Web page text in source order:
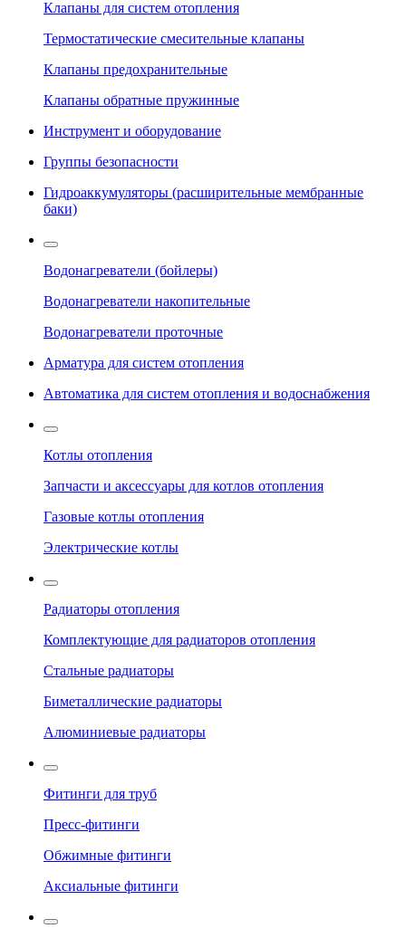
Клапаны для систем отопления
Термостатические смесительные клапаны
Клапаны предохранительные
Клапаны обратные пружинные
Инструмент и оборудование
Группы безопасности
Гидроаккумуляторы (расширительные мембранные
баки)
Водонагреватели (бойлеры)
Водонагреватели накопительные
Водонагреватели проточные
Арматура для систем отопления
Автоматика для систем отопления и водоснабжения
Котлы отопления
Запчасти и аксессуары для котлов отопления
Газовые котлы отопления
Электрические котлы
Радиаторы отопления
Комплектующие для радиаторов отопления
Стальные радиаторы
Биметаллические радиаторы
Алюминиевые радиаторы
Фитинги для труб
Пресс-фитинги
Обжимные фитинги
Аксиальные фитинги